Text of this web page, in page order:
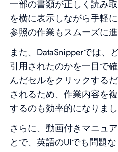
一部の書類が正しく読み
を横に表示しながら手軽
参照の作業もスムーズに
また、DataSnipperでは、
引用されたのかを一目で
んだセルをクリックする
されるため、作業内容を
するのも効率的になりまし
さらに、動画付きマニュ
とで、英語のUIでも問題